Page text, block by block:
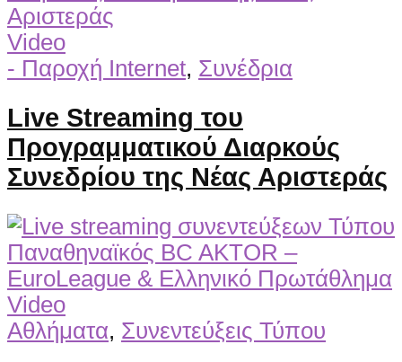
Video
- Παροχή Internet, Συνέδρια
Live Streaming του
Προγραμματικού Διαρκούς
Συνεδρίου της Νέας Αριστεράς
Video
Αθλήματα, Συνεντεύξεις Τύπου